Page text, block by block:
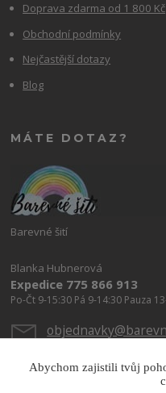
Doprava zdarma od 1 800 Kč
Obchodní podmínky
Nejčastější dotazy
Blog
MÁTE DOTAZ?
Barevné šití
Blanka Hubnerová
Expedice 775 866 913
Po-Čt 9-15:30 Pá 9-14:30 Pauza
Abychom zajistili tvůj